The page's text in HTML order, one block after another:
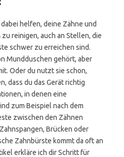
dabei helfen, deine Zähne und
reinigen, auch an Stellen, die
schwer zu erreichen sind.
Mundduschen gehört, aber
Oder du nutzt sie schon,
dass du das Gerät richtig
in denen eine
zum Beispiel nach dem
zwischen den Zähnen
Brücken oder
Zahnbürste kommt da oft an
erkläre ich dir Schritt für